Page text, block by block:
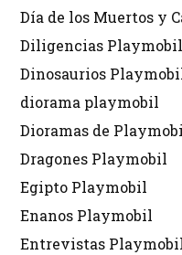
Día de los Muertos y
Diligencias Playmobil
Dinosaurios
diorama playmobil
Dioramas de
Dragones Playmobil
Egipto Playmobil
Enanos Playmobil
Entrevistas